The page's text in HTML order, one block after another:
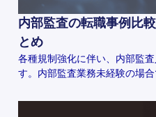
内部監査の転職事例比
とめ
各種規制強化に伴い、内部監
す。内部監査業務未経験の場